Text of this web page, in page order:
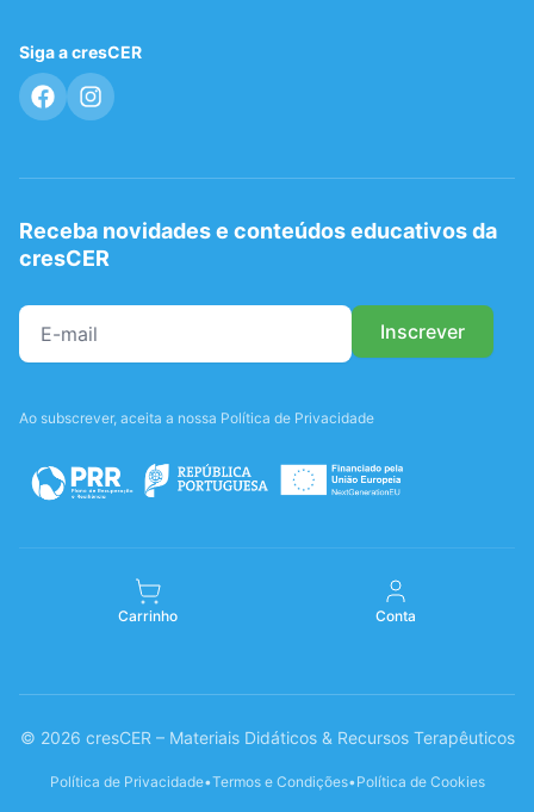
Siga a cresCER
Receba novidades e conteúdos educativos da
cresCER
Ao subscrever, aceita a nossa Política de Privacidade
Carrinho Conta
© 2026 cresCER – Materiais Didáticos & Recursos Terapêuticos
Política de Privacidade•Termos e Condições•Política de Cookies